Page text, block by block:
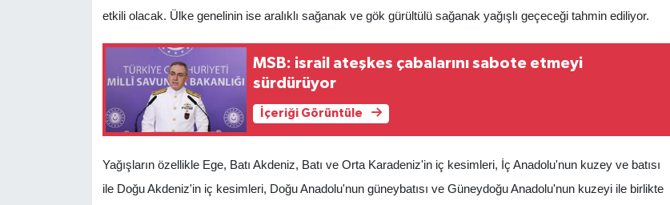
etkili olacak. Ülke genelinin ise aralıklı sağanak ve gök gürültülü sağanak yağışlı geçeceği tahmin ediliyor.
MSB: israil ateşkes çabalarını sabote etmeyi
sürdürüyor
İçeriği Görüntüle
Yağışların özellikle Ege, Batı Akdeniz, Batı ve Orta Karadeniz'in iç kesimleri, İç Anadolu'nun kuzey ve batısı
ile Doğu Akdeniz'in iç kesimleri, Doğu Anadolu'nun güneybatısı ve Güneydoğu Anadolu'nun kuzeyi ile birlikte